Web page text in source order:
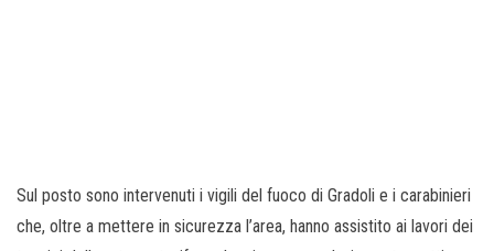
Sul posto sono intervenuti i vigili del fuoco di Gradoli e i carabinieri
che, oltre a mettere in sicurezza l’area, hanno assistito ai lavori dei